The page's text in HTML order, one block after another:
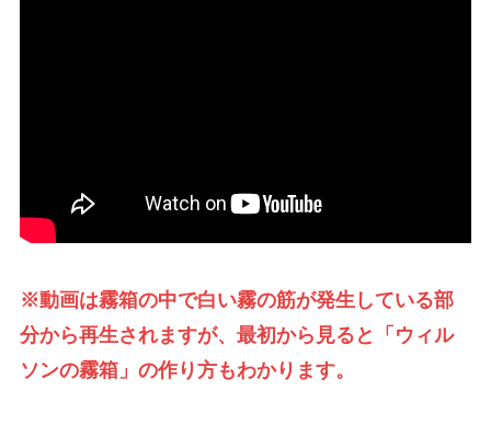
※動画は霧箱の中で白い霧の筋が発生している部
分から再生されますが、最初から見ると「ウィル
ソンの霧箱」の作り方もわかります。